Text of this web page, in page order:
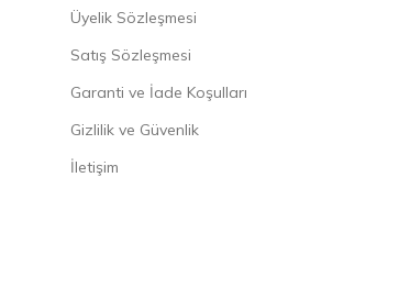
Üyelik Sözleşmesi
Satış Sözleşmesi
Garanti ve İade Koşulları
Gizlilik ve Güvenlik
İletişim